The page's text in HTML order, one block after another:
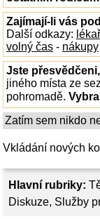
Hlavní rubriky:
Diskuze, Služby
Zajímají-li vás
Další odkazy: lékař
volný čas - nákupy
Jste
jiného místa ze
pohromadě.
Zatím sem nikdo
Vkládání nových